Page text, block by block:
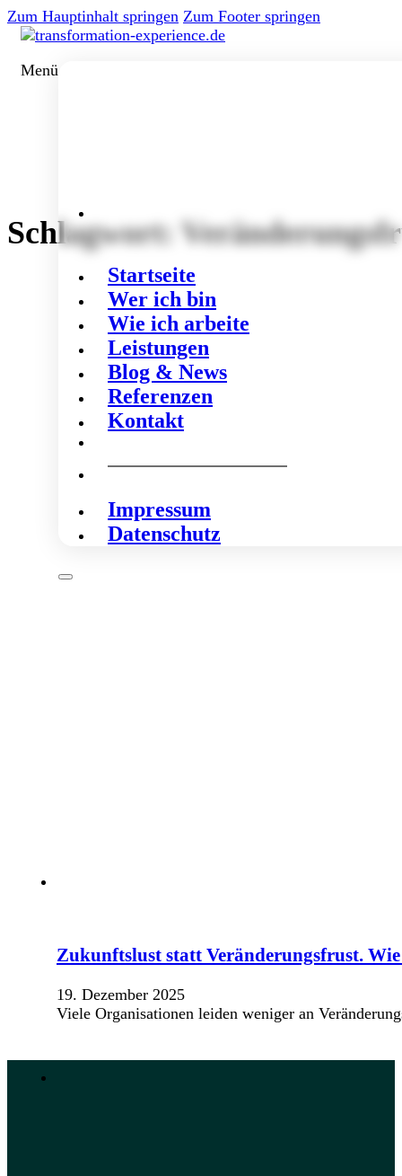
Zum Hauptinhalt springen Zum Footer springen
Menü
Startseite
Wer ich bin
Wie ich arbeite
Leistungen
Blog & News
Referenzen
Kontakt
Impressum
Datenschutz
Schlagwort:
Zukunftslust statt Veränderungsfrust.
19. Dezember 2025
Viele Organisationen leiden weniger an